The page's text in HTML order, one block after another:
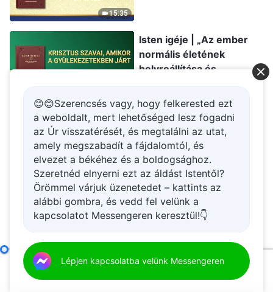
15:35
Isten igéje | „Az ember
normális életének
helyreállítása és
rendeltetési helyére”
(Első rész)
3:06
Isten igéje | „Kudarcok,
esések, próbatételek és
finomítás
megtapasztalásának
mikéntjére vonatkozó
szavak” (59. szemelvény)
Isten igéje | „A vezetők és
a dolgozók felelőssége
😊😊Szerencsés vagy, hogy felkerested ezt
a weboldalt, mert lehetőséged lesz fogadni
az Úr visszatérését, és megtalálni az utat,
amely megszabadít a fájdalomtól, és
elvezet a békéhez és a boldogsághoz.
Szeretnéd elnyerni ezt az áldást Istentől?
Örömmel várjuk üzenetedet – kattints az
alábbi gombra, és vedd fel velünk a
kapcsolatot Messengeren keresztül!👇
Lépjen kapcsolatba velünk Messengeren
Azok tudják teljesen alávetni magukat Isten gyakorlatiasságának, akik igazán szeretik Őt